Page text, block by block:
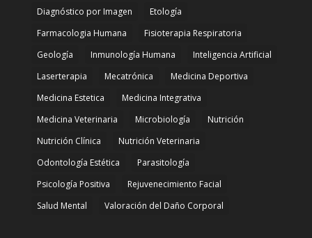
Diagnóstico por Imagen
Etología
Farmacologia Humana
Fisioterapia Respiratoria
Geología
Inmunología Humana
Inteligencia Artificial
Laserterapia
Mecatrónica
Medicina Deportiva
Medicina Estetica
Medicina Integrativa
Medicina Veterinaria
Microbiología
Nutrición
Nutrición Clínica
Nutrición Veterinaria
Odontología Estética
Parasitología
Psicología Positiva
Rejuvenecimiento Facial
Salud Mental
Valoración del Daño Corporal